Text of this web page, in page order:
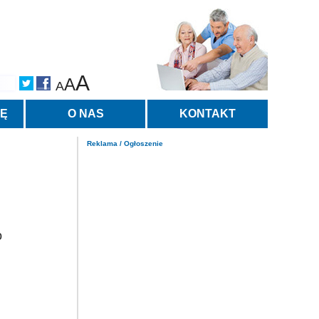
AAA
O NAS KONTAKT
Reklama / Ogłoszenie